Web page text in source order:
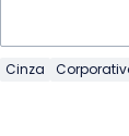
Cinza